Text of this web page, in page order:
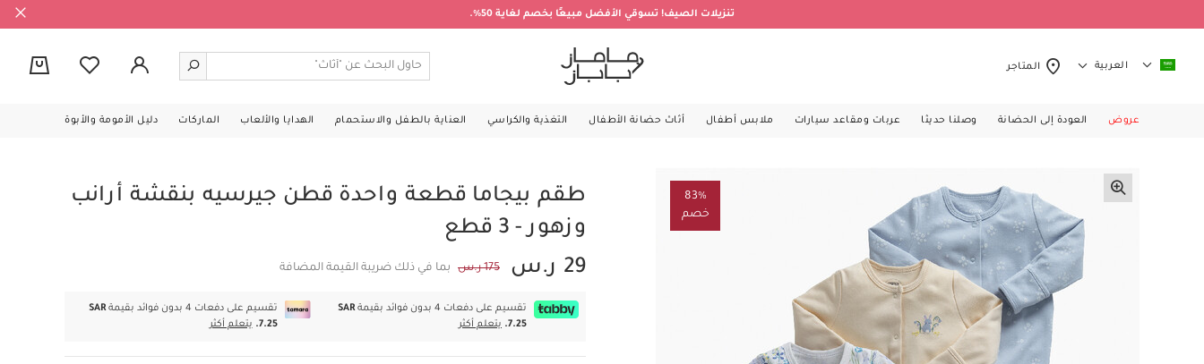
تنزيلات الصيف! تسوقي الأفضل مبيعًا بخصم لغاية 50%.
العربية المتاجر
عروض العودة إلى الحضانة وصلنا حديثا عربات ومقاعد سيارات ملابس أطفال أثاث حضانة الأطفال التغذية والكراسي العناية بالطفل والاستحمام الهدايا والألعاب الماركات دليل الأمومة والأبوة
83%
خصم
طقم بيجاما قطعة واحدة قطن جيرسيه بنقشة أرانب
وزهور - 3 قطع
29 ر.س
175 ر.س بما في ذلك ضريبة القيمة المضافة
تقسيم على دفعات 4 بدون فوائد بقيمة
SAR
7.25.
يتعلم أكثر
تقسيم على دفعات 4 بدون فوائد بقيمة
SAR
7.25.
يتعلم أكثر